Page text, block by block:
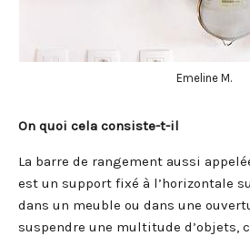
Emeline M.
On quoi cela consiste-t-il
La barre de rangement aussi
est un support fixé à l’horizontale
dans un meuble ou dans une
suspendre une multitude d’objets,